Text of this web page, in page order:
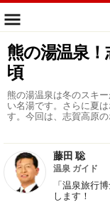
熊の湯温泉
頃
熊の湯温泉は冬のスキ
い名湯です。さらに夏
す。今回は、志賀高原
藤田 聡
温泉 ガイド
「温泉旅行
します！